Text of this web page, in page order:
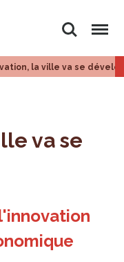
Rechercher
Menu
la ville va se
va se